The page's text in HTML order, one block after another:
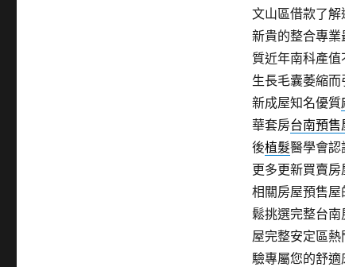
文山區借款了
新貴的整合專
質近年南科產
生長毛囊萎縮而
新成屋知名優質
華套房台南預售
後植髮醫學會認
更多更新買賣
相關房屋預售
鬆挑選完整台南
屋完整安定區
驗專屬您的舒適